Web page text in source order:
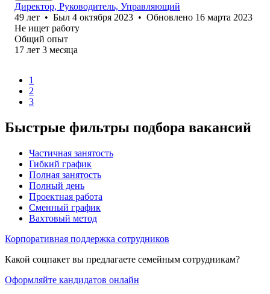
Директор, Руководитель, Управляющий
49 лет • Был 4 октября 2023 • Обновлено 16 марта 2023
Не ищет работу
Общий опыт
17 лет 3 месяца
1
2
3
Быстрые фильтры подбора вакансий
Частичная занятость
Гибкий график
Полная занятость
Полный день
Проектная работа
Сменный график
Вахтовый метод
Корпоративная поддержка сотрудников
Какой соцпакет вы предлагаете семейным сотрудникам?
Оформляйте кандидатов онлайн